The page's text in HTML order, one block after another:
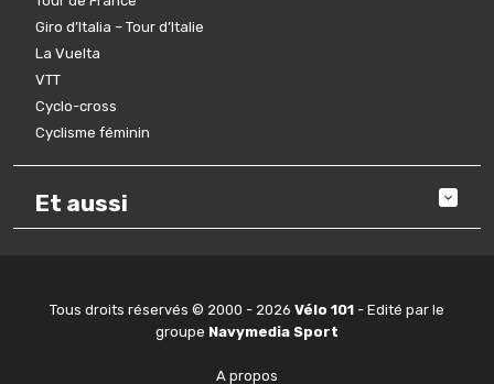
Giro d’Italia – Tour d’Italie
La Vuelta
VTT
Cyclo-cross
Cyclisme féminin
Et aussi
Tous droits réservés © 2000 - 2026 Vélo 101 - Edité par le
groupe Navymedia Sport
A propos